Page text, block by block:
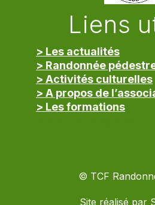
Liens
> Les actualités
> Randonnée
> Activités culturelles
> A propos de
> Les formations
© TCF
Site réalisé par